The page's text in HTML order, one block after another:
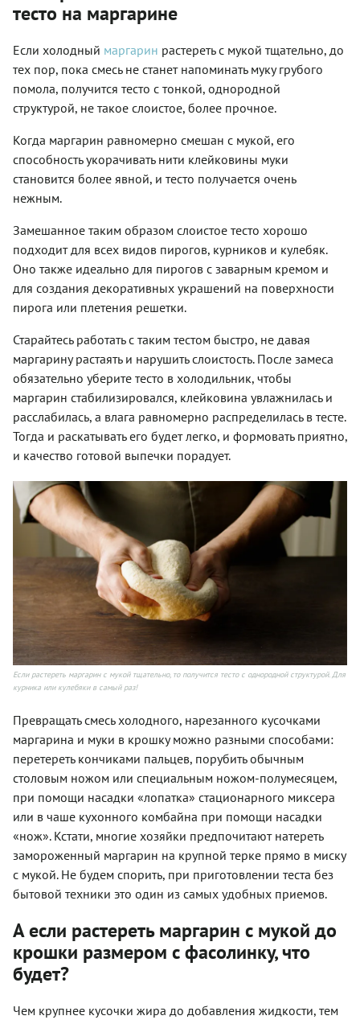
тесто на маргарине
Если холодный маргарин растереть с мукой тщательно, до
тех пор, пока смесь не станет напоминать муку грубого
помола, получится тесто с тонкой, однородной
структурой, не такое слоистое, более прочное.
Когда маргарин равномерно смешан с мукой, его
способность укорачивать нити клейковины муки
становится более явной, и тесто получается очень
нежным.
Замешанное таким образом слоистое тесто хорошо
подходит для всех видов пирогов, курников и кулебяк.
Оно также идеально для пирогов с заварным кремом и
для создания декоративных украшений на поверхности
пирога или плетения решетки.
Старайтесь работать с таким тестом быстро, не давая
маргарину растаять и нарушить слоистость. После замеса
обязательно уберите тесто в холодильник, чтобы
маргарин стабилизировался, клейковина увлажнилась и
расслабилась, а влага равномерно распределилась в тесте.
Тогда и раскатывать его будет легко, и формовать приятно,
и качество готовой выпечки порадует.
Если растереть маргарин с мукой тщательно, то получится тесто с однородной структурой. Для
курника или кулебяки в самый раз!
Превращать смесь холодного, нарезанного кусочками
маргарина и муки в крошку можно разными способами:
перетереть кончиками пальцев, порубить обычным
столовым ножом или специальным ножом-полумесяцем,
при помощи насадки «лопатка» стационарного миксера
или в чаше кухонного комбайна при помощи насадки
«нож». Кстати, многие хозяйки предпочитают натереть
замороженный маргарин на крупной терке прямо в миску
с мукой. Не будем спорить, при приготовлении теста без
бытовой техники это один из самых удобных приемов.
А если растереть маргарин с мукой до
крошки размером с фасолинку, что
будет?
Чем крупнее кусочки жира до добавления жидкости, тем